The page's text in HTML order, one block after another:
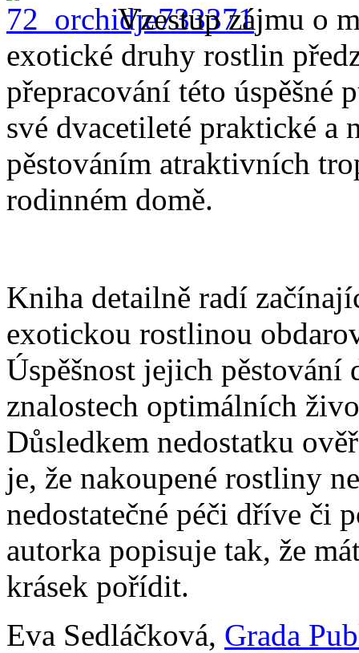
Vzestup zájmu o
exotické druhy rostlin
přepracování této úspěšné
své dvacetileté praktické a
pěstováním atraktivních
rodinném domě.
Kniha detailně radí
exotickou rostlinou
Úspěšnost jejich
znalostech optimálních
Důsledkem nedostatku
je, že nakoupené rostliny
nedostatečné péči dříve či
autorka popisuje tak, že
krásek pořídit.
Eva Sedláčková, Grada